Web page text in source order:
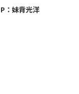
妹背光洋